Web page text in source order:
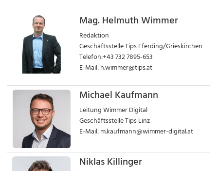
Mag. Helmuth Wimmer
Redaktion
Geschäftsstelle Tips Eferding/Grieskirchen
Telefon:+43 732 7895-653
E-Mail:h.wimmer@tips.at
Michael Kaufmann
Leitung Wimmer Digital
Geschäftsstelle Tips Linz
E-Mail:m.kaufmann@wimmer-digital.at
Niklas Killinger